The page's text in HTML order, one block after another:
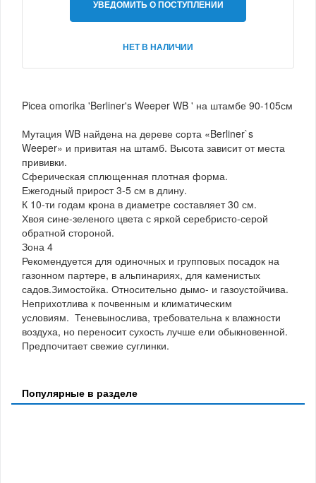
УВЕДОМИТЬ О ПОСТУПЛЕНИИ
НЕТ В НАЛИЧИИ
Picea omorika 'Berliner's Weeper WB ' на штамбе 90-105см
Мутация WB найдена на дереве сорта «Berliner`s
Weeper» и привитая на штамб. Высота зависит от места
прививки.
Сферическая сплющенная плотная форма.
Ежегодный прирост 3-5 см в длину.
К 10-ти годам крона в диаметре составляет 30 см.
Хвоя сине-зеленого цвета с яркой серебристо-серой
обратной стороной.
Зона 4
Рекомендуется для одиночных и групповых посадок на
газонном партере, в альпинариях, для каменистых
садов.Зимостойка. Относительно дымо- и газоустойчива.
Неприхотлива к почвенным и климатическим
условиям. Теневынослива, требовательна к влажности
воздуха, но переносит сухость лучше ели обыкновенной.
Предпочитает свежие суглинки.
Популярные в разделе